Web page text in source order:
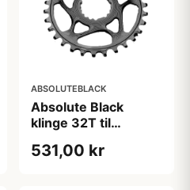
ABSOLUTEBLACK
Absolute Black
klinge 32T til
kranksæt
531,00 kr